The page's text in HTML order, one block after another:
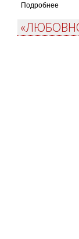
Подробнее